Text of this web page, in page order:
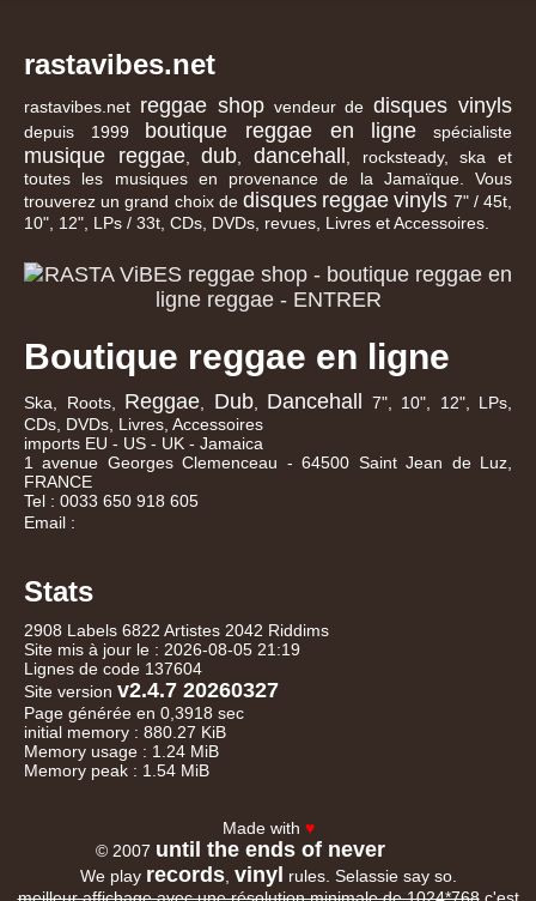
rastavibes.net
rastavibes.net reggae shopvendeur dedisques vinyls
depuis 1999 boutique reggae en ligne spécialiste
musique reggae,dub ,dancehall
, rocksteady, ska et
toutes les musiques en provenance de la Jamaïque. Vous
trouverez un grand choix de disques reggae vinyls 7" / 45t,
10", 12", LPs / 33t, CDs, DVDs, revues, Livres et Accessoires.
Boutique reggae en ligne
Ska, Roots, Reggae Dub, Dancehall
7", 10", 12", LPs,
CDs, DVDs, Livres, Accessoires
imports EU - US - UK - Jamaica
1 avenue Georges Clemenceau - 64500 Saint Jean de Luz,
FRANCE
Tel : 0033 650 918 605
Email :
Stats
2908 Labels 6822 Artistes 2042 Riddims
Site mis à jour le : 2026-08-05 21:19
Lignes de code 137604
Site version v2.4.7 20260327
Page générée en 0,3918 sec
initial memory : 880.27 KiB
Memory usage : 1.24 MiB
Memory peak : 1.54 MiB
Made with ♥
© 2007 until the ends of never
We play records, vinyl
rules. Selassie say so.